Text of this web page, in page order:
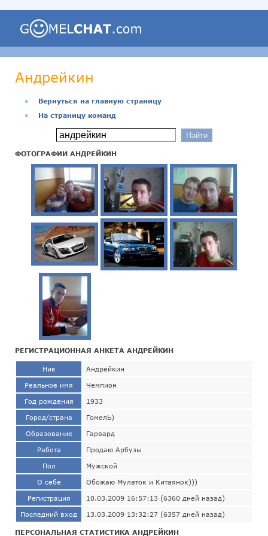
Андрейкин
●
Вернуться на главную страницу
●
На страницу команд
ФОТОГРАФИИ АНДРЕЙКИН
РЕГИСТРАЦИОННАЯ АНКЕТА АНДРЕЙКИН
Ник Андрейкин
Реальное имя Чемпион
Год рождения 1933
Город/страна ГомелЬ)
Образование Гарвард
Работа Продаю Арбузы
Пол Мужской
О себе Обожаю Мулаток и Китаянок)))
Регистрация 10.03.2009 16:57:13 (6360 дней назад)
Последний вход 13.03.2009 13:32:27 (6357 дней назад)
ПЕРСОНАЛЬНАЯ СТАТИСТИКА АНДРЕЙКИН